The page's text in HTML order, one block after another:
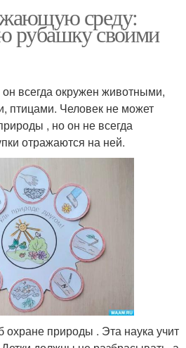
среду:
рубашку своими
всегда окружен животными,
птицами. Человек не может
, но он не всегда
отражаются на ней.
охране природы . Эта наука учит